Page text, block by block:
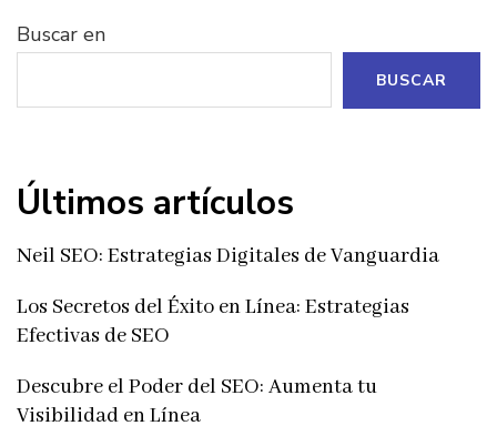
Buscar en
BUSCAR
Últimos artículos
Neil SEO: Estrategias Digitales de Vanguardia
Los Secretos del Éxito en Línea: Estrategias
Efectivas de SEO
Descubre el Poder del SEO: Aumenta tu
Visibilidad en Línea